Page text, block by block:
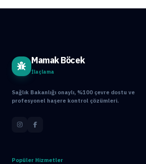
Mamak Böcek
İlaçlama
Sağlık Bakanlığı onaylı, %100 çevre dostu ve
profesyonel haşere kontrol çözümleri.
Popüler Hizmetler